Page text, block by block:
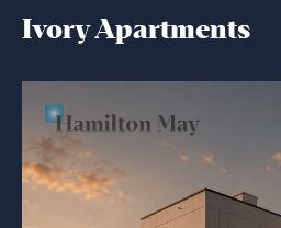
Ivory Apartments